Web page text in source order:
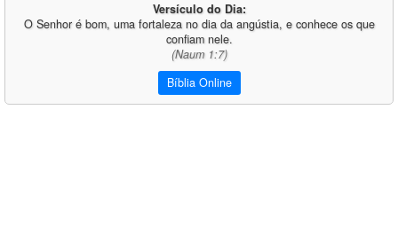
Versículo do Dia:
O Senhor é bom, uma fortaleza no dia da angústia, e conhece os que
confiam nele.
(Naum 1:7)
Bíblia Online